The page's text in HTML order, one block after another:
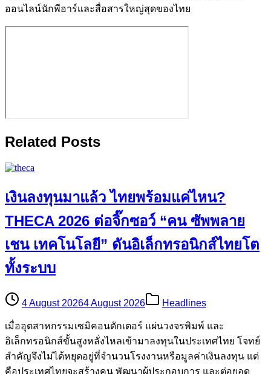
ออนไลน์นักพีอาร์และสื่อสารใหญ่สุดของไทย
Related Posts
เงินลงทุนมาแล้ว ไทยพร้อมแค่ไหน?
THECA 2026 ต่อจิ๊กซอว์ “คน ซัพพลาย
เชน เทคโนโลยี” ดันอิเล็กทรอนิกส์ไทยโต
ทั้งระบบ
4 August 20264 August 2026 Headlines
เมื่ออุตสาหกรรมเซมิคอนดักเตอร์ แผ่นวงจรพิมพ์ และ
อิเล็กทรอนิกส์ขั้นสูงหลั่งไหลเข้ามาลงทุนในประเทศไทย โจทย์
สำคัญจึงไม่ได้หยุดอยู่ที่จำนวนโรงงานหรือมูลค่าเงินลงทุน แต่
คือประเทศไทยจะสร้างคน พัฒนาผู้ประกอบการ และต่อยอด